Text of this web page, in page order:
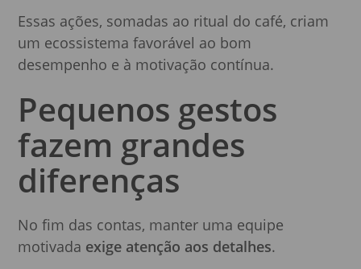
Essas ações, somadas ao ritual do café, criam
um ecossistema favorável ao bom
desempenho e à motivação contínua.
Pequenos gestos
fazem grandes
diferenças
No fim das contas, manter uma equipe
motivada exige atenção aos detalhes.